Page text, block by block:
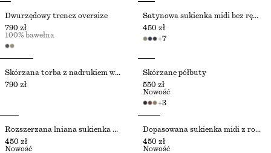
Dwurzędowy trencz oversize
790 zł
100% bawełna
Satynowa sukienka midi bez rękawów
450 zł
+7
Skórzana torba z nadrukiem we wzór zebry
790 zł
Skórzane półbuty
550 zł
+3
Nowość
Rozszerzana lniana sukienka midi
450 zł
Nowość
Dopasowana sukienka midi z rozszerzanym dołem
450 zł
Nowość